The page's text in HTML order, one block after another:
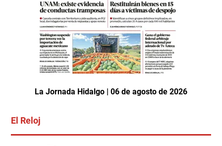
La Jornada Hidalgo | 06 de agosto de 2026
El Reloj